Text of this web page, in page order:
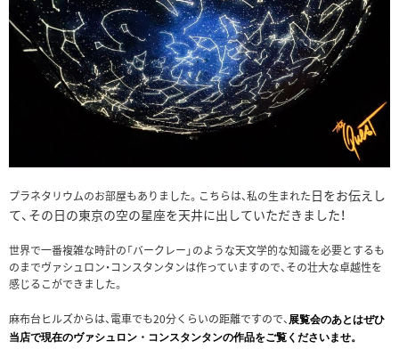
プラネタリウムのお部屋もありました。こちらは、私の生まれた日をお伝えし
て、その日の東京の空の星座を天井に出していただきました！
世界で一番複雑な時計の「バークレー」のような天文学的な知識を必要とするも
のまでヴァシュロン・コンスタンタンは作っていますので、その壮大な卓越性を
感じるこができました。
麻布台ヒルズからは、電車でも20分くらいの距離ですので、 展覧会のあとはぜひ
当店で現在のヴァシュロン・コンスタンタンの作品をご覧くださいませ。